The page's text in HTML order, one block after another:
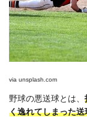
via unsplash.com
野球の悪送球とは、
く逸れてしまった送